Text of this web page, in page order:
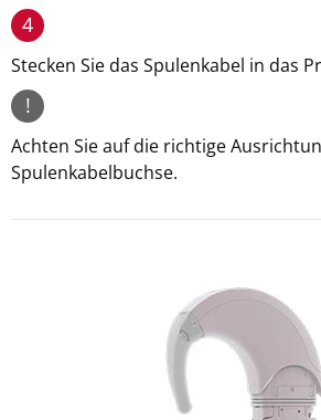
4
Stecken Sie das Spulenkabel in das
!
Achten Sie auf die richtige
Spulenkabelbuchse.